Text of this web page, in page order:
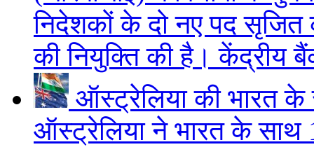
निदेशकों के दो नए पद सृजित
की नियुक्ति की है। केंद्रीय
ऑस्ट्रेलिया की भारत के
ऑस्ट्रेलिया ने भारत के साथ